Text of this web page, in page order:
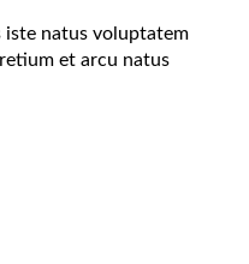
iste natus voluptatem
et arcu natus